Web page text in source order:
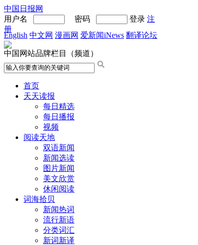
中国日报网
用户名
密码 登录 注
册
English 中文网 漫画网 爱新闻iNews 翻译论坛
中国网站品牌栏目（频道）
首页
天天读报
每日精选
每日播报
视频
阅读天地
双语新闻
新闻选读
图片新闻
美文欣赏
休闲阅读
词海拾贝
新闻热词
流行新语
分类词汇
新词新译